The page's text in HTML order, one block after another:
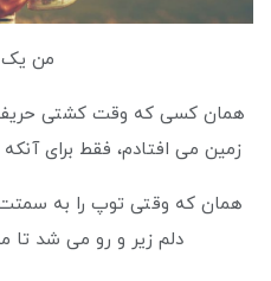
من یک
همان کسی که وقت کشتی
زمین می افتادم، فقط برای
همان که وقتی توپ را به
دلم زیر و رو می شد تا